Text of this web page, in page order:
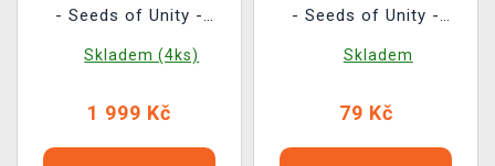
- Seeds of Unity -
Skladem (4ks)
1 999 Kč
- Seeds of Unity -
Skladem
79 Kč